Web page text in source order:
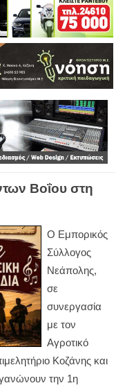
Βοΐου στη
Ο Εμπορικός
Σύλλογος
Νεάπολης,
σε
συνεργασία
με τον
Αγροτικό
Κοζάνης και
την 1η